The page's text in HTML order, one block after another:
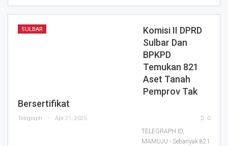
SULBAR
Komisi II DPRD
Sulbar Dan
BPKPD
Temukan 821
Aset Tanah
Pemprov Tak
Bersertifikat
Telegraph Apr 21, 2025 0
TELEGRAPH.ID,
MAMUJU - Sebanyak 821